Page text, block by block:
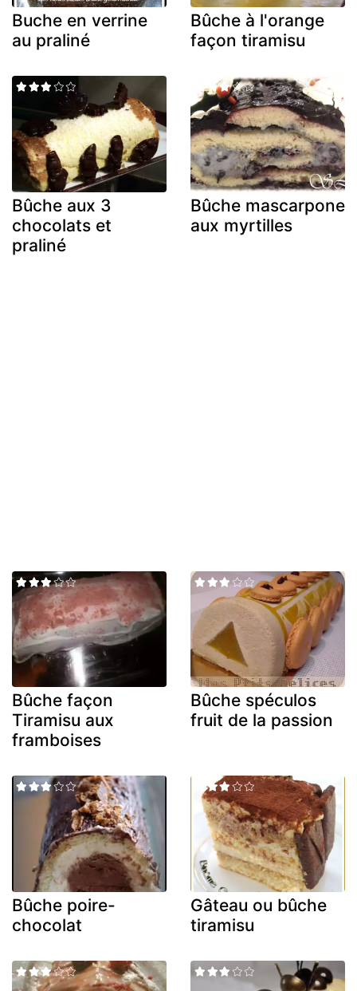
Buche en verrine
au praliné
Bûche à l'orange
façon tiramisu
Bûche aux 3
chocolats et
praliné
Bûche mascarpone
aux myrtilles
Bûche façon
Tiramisu aux
framboises
Bûche spéculos
fruit de la passion
Bûche poire-
chocolat
Gâteau ou bûche
tiramisu